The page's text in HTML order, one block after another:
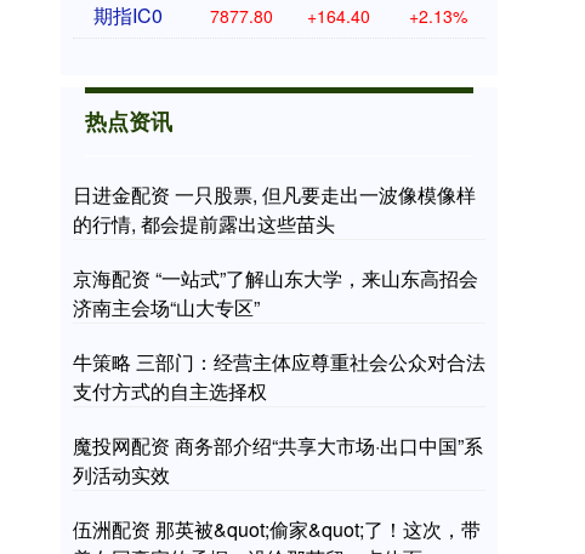
期指IC0 7877.80 +164.40 +2.13%
热点资讯
日进金配资 一只股票, 但凡要走出一波像模像样
的行情, 都会提前露出这些苗头
京海配资 “一站式”了解山东大学，来山东高招会
济南主会场“山大专区”
牛策略 三部门：经营主体应尊重社会公众对合法
支付方式的自主选择权
魔投网配资 商务部介绍“共享大市场·出口中国”系
列活动实效
伍洲配资 那英被&quot;偷家&quot;了！这次，带